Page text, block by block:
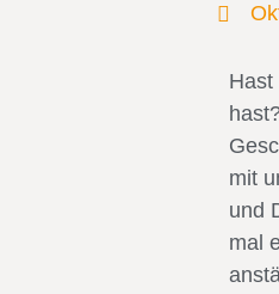
Hast
mit
und
mal